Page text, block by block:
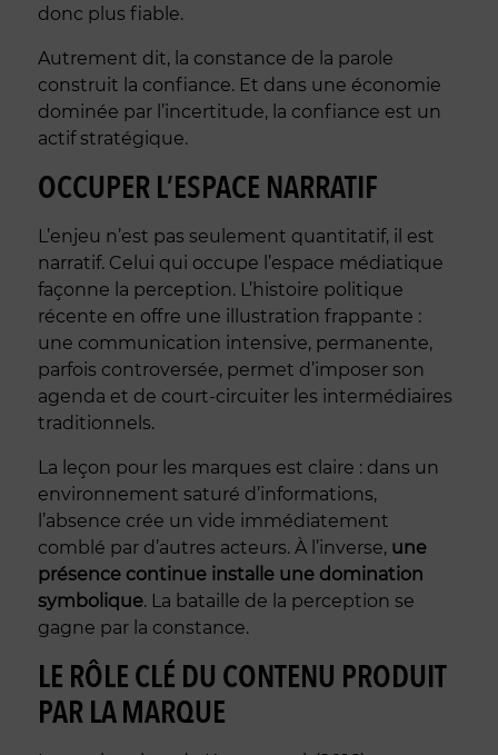
donc plus fiable.
Autrement dit, la constance de la parole
construit la confiance. Et dans une économie
dominée par l’incertitude, la confiance est un
actif stratégique.
OCCUPER L’ESPACE NARRATIF
L’enjeu n’est pas seulement quantitatif, il est
narratif. Celui qui occupe l’espace médiatique
façonne la perception. L’histoire politique
récente en offre une illustration frappante :
une communication intensive, permanente,
parfois controversée, permet d’imposer son
agenda et de court-circuiter les intermédiaires
traditionnels.
La leçon pour les marques est claire : dans un
environnement saturé d’informations,
l’absence crée un vide immédiatement
comblé par d’autres acteurs. À l’inverse, une
présence continue installe une domination
symbolique. La bataille de la perception se
gagne par la constance.
LE RÔLE CLÉ DU CONTENU PRODUIT
PAR LA MARQUE